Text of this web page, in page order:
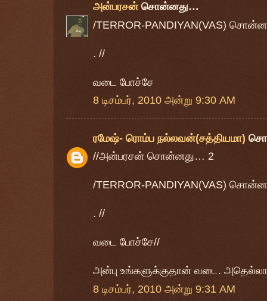
அன்பரசன்சொன்னது…
/TERROR-PANDIYAN(VAS)
. //
வடை போச்சே
8 டிசம்பர், 2010 அன்று 9:30 AM
ரமேஷ்- ரொம்ப நல்லவன்(சத்தியமா)
//அன்பரசன் சொன்னது… 2
/TERROR-PANDIYAN(VAS)
. //
வடை போச்சே//
அன்பு உங்களுக்குதான் வடை.
8 டிசம்பர், 2010 அன்று 9:31 AM